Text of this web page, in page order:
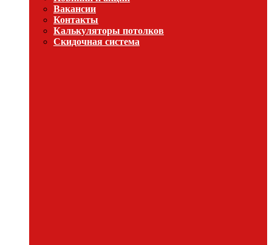
Вакансии
Контакты
Калькуляторы потолков
Скидочная система